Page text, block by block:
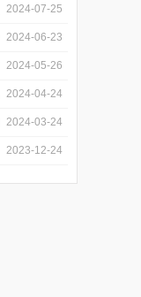
2024-07-25
2024-06-23
2024-05-26
2024-04-24
2024-03-24
2023-12-24